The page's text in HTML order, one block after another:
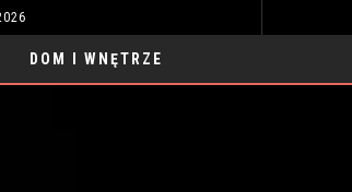
DOM I WNĘTRZE